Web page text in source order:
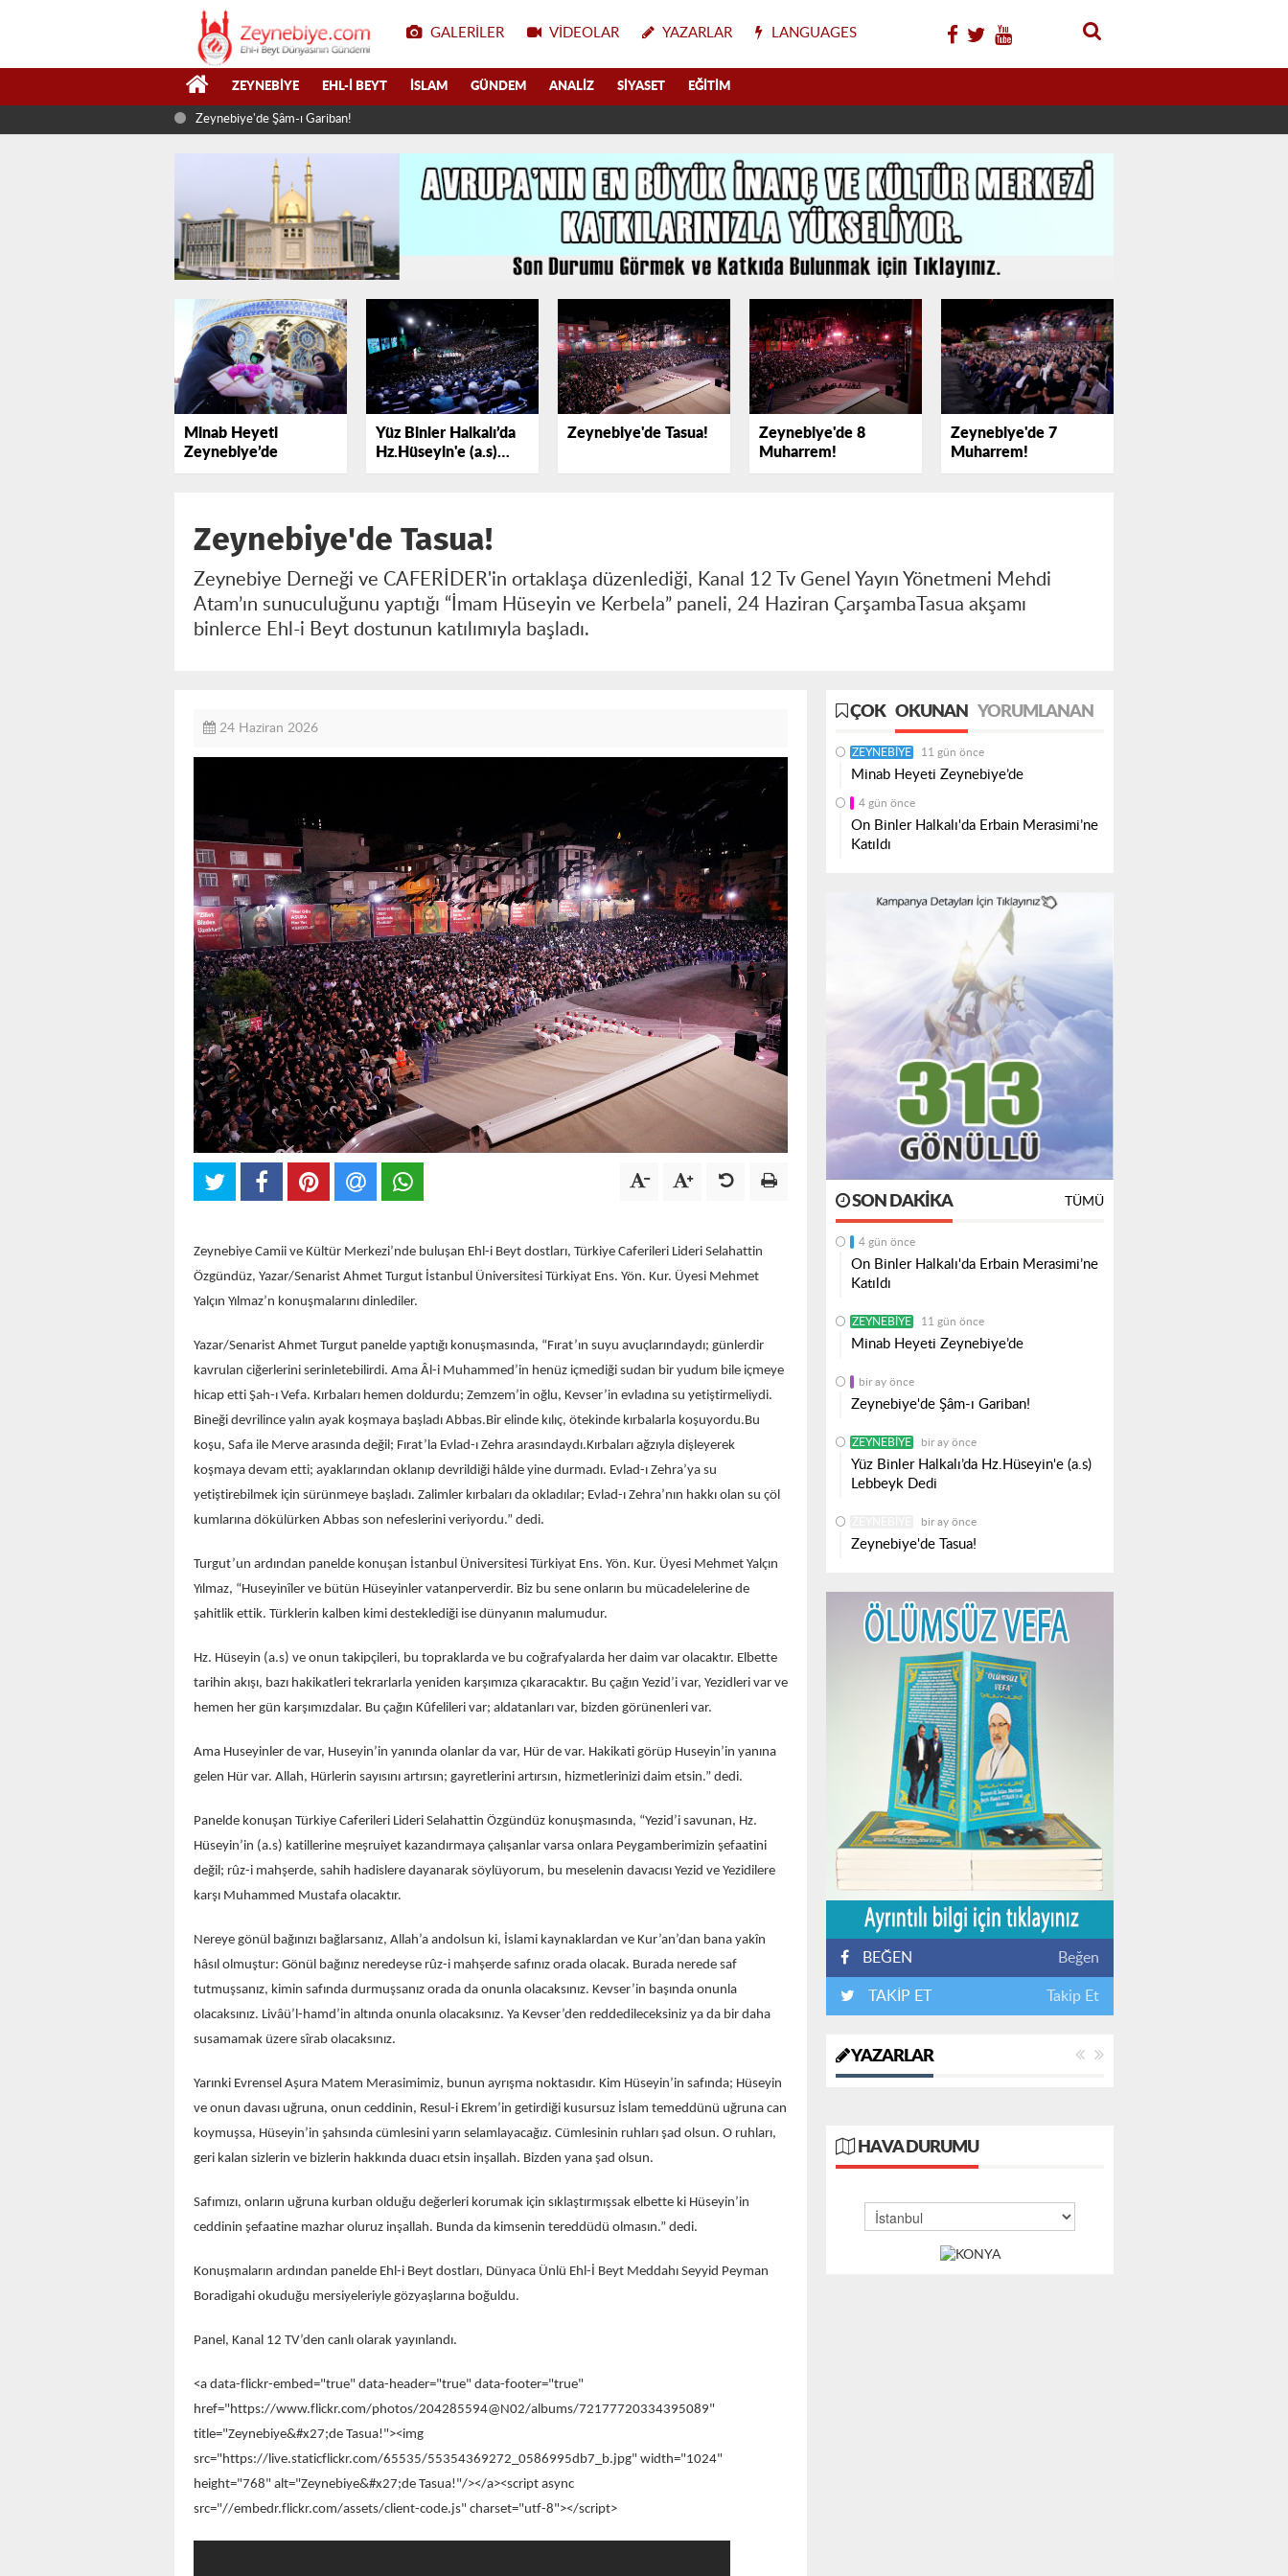
GALERILER VIDEOLAR YAZARLAR LANGUAGES
ZEYNEBIYE EHL-I BEYT İSLAM GÜNDEM ANALIZ SIYASET EĞITIM
Zeynebiye'de Şâm-ı Gariban!
Minab Heyeti
Zeynebiye’de
Yüz Binler Halkalı’da
Hz.Hüseyin'e (a.s)
Lebbeyk Dedi
Zeynebiye'de Tasua!
Zeynebiye'de 8
Muharrem!
Zeynebiye'de 7
Muharrem!
Zeynebiye'de Tasua!
Zeynebiye Derneği ve CAFERİDER'in ortaklaşa düzenlediği, Kanal 12 Tv Genel Yayın Yönetmeni Mehdi
Atam’ın sunuculuğunu yaptığı “İmam Hüseyin ve Kerbela” paneli, 24 Haziran ÇarşambaTasua akşamı
binlerce Ehl-i Beyt dostunun katılımıyla başladı.
24 Haziran 2026
Zeynebiye Camii ve Kültür Merkezi’nde buluşan Ehl-i Beyt dostları, Türkiye Caferileri Lideri Selahattin
Özgündüz, Yazar/Senarist Ahmet Turgut İstanbul Üniversitesi Türkiyat Ens. Yön. Kur. Üyesi Mehmet
Yalçın Yılmaz’n konuşmalarını dinlediler.
Yazar/Senarist Ahmet Turgut panelde yaptığı konuşmasında, “Fırat’ın suyu avuçlarındaydı; günlerdir
kavrulan ciğerlerini serinletebilirdi. Ama Âl-i Muhammed’in henüz içmediği sudan bir yudum bile içmeye
hicap etti Şah-ı Vefa. Kırbaları hemen doldurdu; Zemzem’in oğlu, Kevser’in evladına su yetiştirmeliydi.
Bineği devrilince yalın ayak koşmaya başladı Abbas.Bir elinde kılıç, ötekinde kırbalarla koşuyordu.Bu
koşu, Safa ile Merve arasında değil; Fırat’la Evlad-ı Zehra arasındaydı.Kırbaları ağzıyla dişleyerek
koşmaya devam etti; ayaklarından oklanıp devrildiği hâlde yine durmadı. Evlad-ı Zehra’ya su
yetiştirebilmek için sürünmeye başladı. Zalimler kırbaları da okladılar; Evlad-ı Zehra’nın hakkı olan su çöl
kumlarına dökülürken Abbas son nefeslerini veriyordu.” dedi.
Turgut’un ardından panelde konuşan İstanbul Üniversitesi Türkiyat Ens. Yön. Kur. Üyesi Mehmet Yalçın
Yılmaz, “Huseyinîler ve bütün Hüseyinler vatanperverdir. Biz bu sene onların bu mücadelelerine de
şahitlik ettik. Türklerin kalben kimi desteklediği ise dünyanın malumudur.
Hz. Hüseyin (a.s) ve onun takipçileri, bu topraklarda ve bu coğrafyalarda her daim var olacaktır. Elbette
tarihin akışı, bazı hakikatleri tekrarlarla yeniden karşımıza çıkaracaktır. Bu çağın Yezid’i var, Yezidleri var ve
hemen her gün karşımızdalar. Bu çağın Kûfelileri var; aldatanları var, bizden görünenleri var.
Ama Huseyinler de var, Huseyin’in yanında olanlar da var, Hür de var. Hakikati görüp Huseyin’in yanına
gelen Hür var. Allah, Hürlerin sayısını artırsın; gayretlerini artırsın, hizmetlerinizi daim etsin.” dedi.
Panelde konuşan Türkiye Caferileri Lideri Selahattin Özgündüz konuşmasında, “Yezid’i savunan, Hz.
Hüseyin’in (a.s) katillerine meşruiyet kazandırmaya çalışanlar varsa onlara Peygamberimizin şefaatini
değil; rûz-i mahşerde, sahih hadislere dayanarak söylüyorum, bu meselenin davacısı Yezid ve Yezidilere
karşı Muhammed Mustafa olacaktır.
Nereye gönül bağınızı bağlarsanız, Allah’a andolsun ki, İslami kaynaklardan ve Kur’an’dan bana yakîn
hâsıl olmuştur: Gönül bağınız neredeyse rûz-i mahşerde safınız orada olacak. Burada nerede saf
tutmuşsanız, kimin safında durmuşsanız orada da onunla olacaksınız. Kevser’in başında onunla
olacaksınız. Livâü’l-hamd’in altında onunla olacaksınız. Ya Kevser’den reddedileceksiniz ya da bir daha
susamamak üzere sîrab olacaksınız.
Yarınki Evrensel Aşura Matem Merasimimiz, bunun ayrışma noktasıdır. Kim Hüseyin’in safında; Hüseyin
ve onun davası uğruna, onun ceddinin, Resul-i Ekrem’in getirdiği kusursuz İslam temeddünü uğruna can
koymuşsa, Hüseyin’in şahsında cümlesini yarın selamlayacağız. Cümlesinin ruhları şad olsun. O ruhları,
geri kalan sizlerin ve bizlerin hakkında duacı etsin inşallah. Bizden yana şad olsun.
Safımızı, onların uğruna kurban olduğu değerleri korumak için sıklaştırmışsak elbette ki Hüseyin’in
ceddinin şefaatine mazhar oluruz inşallah. Bunda da kimsenin tereddüdü olmasın.” dedi.
Konuşmaların ardından panelde Ehl-i Beyt dostları, Dünyaca Ünlü Ehl-İ Beyt Meddahı Seyyid Peyman
Boradigahi okuduğu mersiyeleriyle gözyaşlarına boğuldu.
Panel, Kanal 12 TV’den canlı olarak yayınlandı.
<a data-flickr-embed="true" data-header="true" data-footer="true"
href="https://www.flickr.com/photos/204285594@N02/albums/72177720334395089"
title="Zeynebiye&#x27;de Tasua!"><img
src="https://live.staticflickr.com/65535/55354369272_0586995db7_b.jpg" width="1024"
height="768" alt="Zeynebiye&#x27;de Tasua!"/></a><script async
src="//embedr.flickr.com/assets/client-code.js" charset="utf-8"></script>
ÇOK OKUNAN YORUMLANAN
ZEYNEBIYE 11 gün önce
Minab Heyeti Zeynebiye’de
4 gün önce
On Binler Halkalı'da Erbain Merasimi’ne
Katıldı
SON DAKIKA TÜMÜ
4 gün önce
On Binler Halkalı'da Erbain Merasimi’ne
Katıldı
ZEYNEBIYE 11 gün önce
Minab Heyeti Zeynebiye’de
bir ay önce
Zeynebiye'de Şâm-ı Gariban!
ZEYNEBIYE bir ay önce
Yüz Binler Halkalı’da Hz.Hüseyin'e (a.s)
Lebbeyk Dedi
bir ay önce
Zeynebiye'de Tasua!
BEĞEN Beğen
TAKİP ET Takip Et
YAZARLAR
HAVA DURUMU